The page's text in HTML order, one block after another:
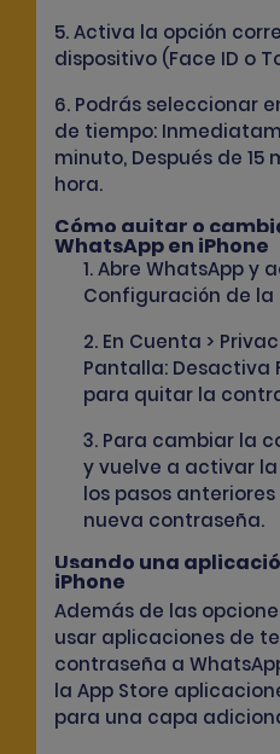
5. Activa la opción
dispositivo (Face ID o
6. Podrás seleccionar
de tiempo:
minuto, Después de 15
hora.
Cómo quitar o
WhatsApp en iPhone
1. Abre WhatsApp y
Configuración de la
2. En Cuenta >
Pantalla: Desactiva
para quitar la
3. Para cambiar la
y vuelve a activar
los pasos
nueva contraseña.
Usando una
iPhone
Además de las
usar aplicaciones de
contraseña a
la App Store
para una capa